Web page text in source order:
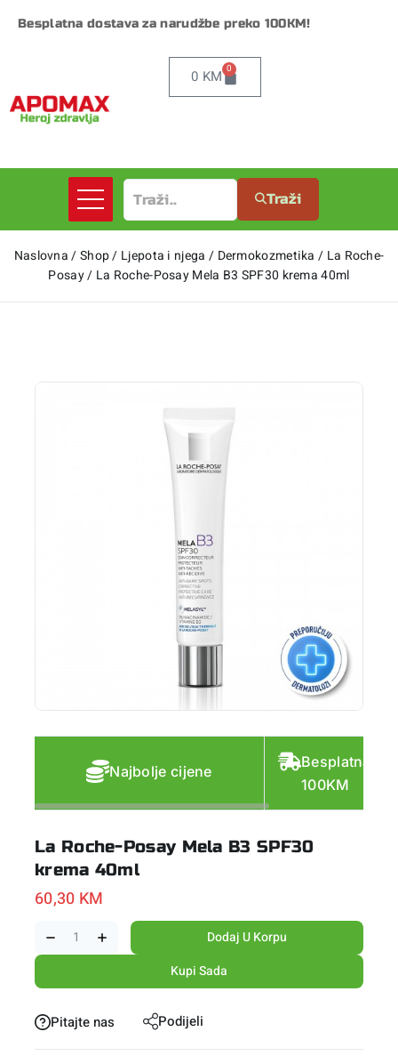
Besplatna dostava za narudžbe preko 100KM!
0 KM 0
Traži
Naslovna /Shop/ Ljepota i njega / Dermokozmetika / La Roche-
Posay/ La Roche-Posay Mela B3 SPF30 krema 40ml
Najbolje cijene
Besplatna
100KM
La Roche-Posay Mela B3 SPF30
krema 40ml
60,30 KM
Dodaj U Korpu
Kupi Sada
Pitajte nas Podijeli